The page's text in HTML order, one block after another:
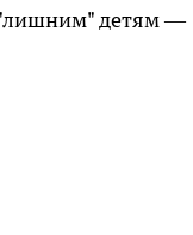
"лишним" детям —